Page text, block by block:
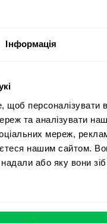
Інформація
персоналізувати
та аналізувати
мереж,
нашим сайтом.
або яку вони
попри
я